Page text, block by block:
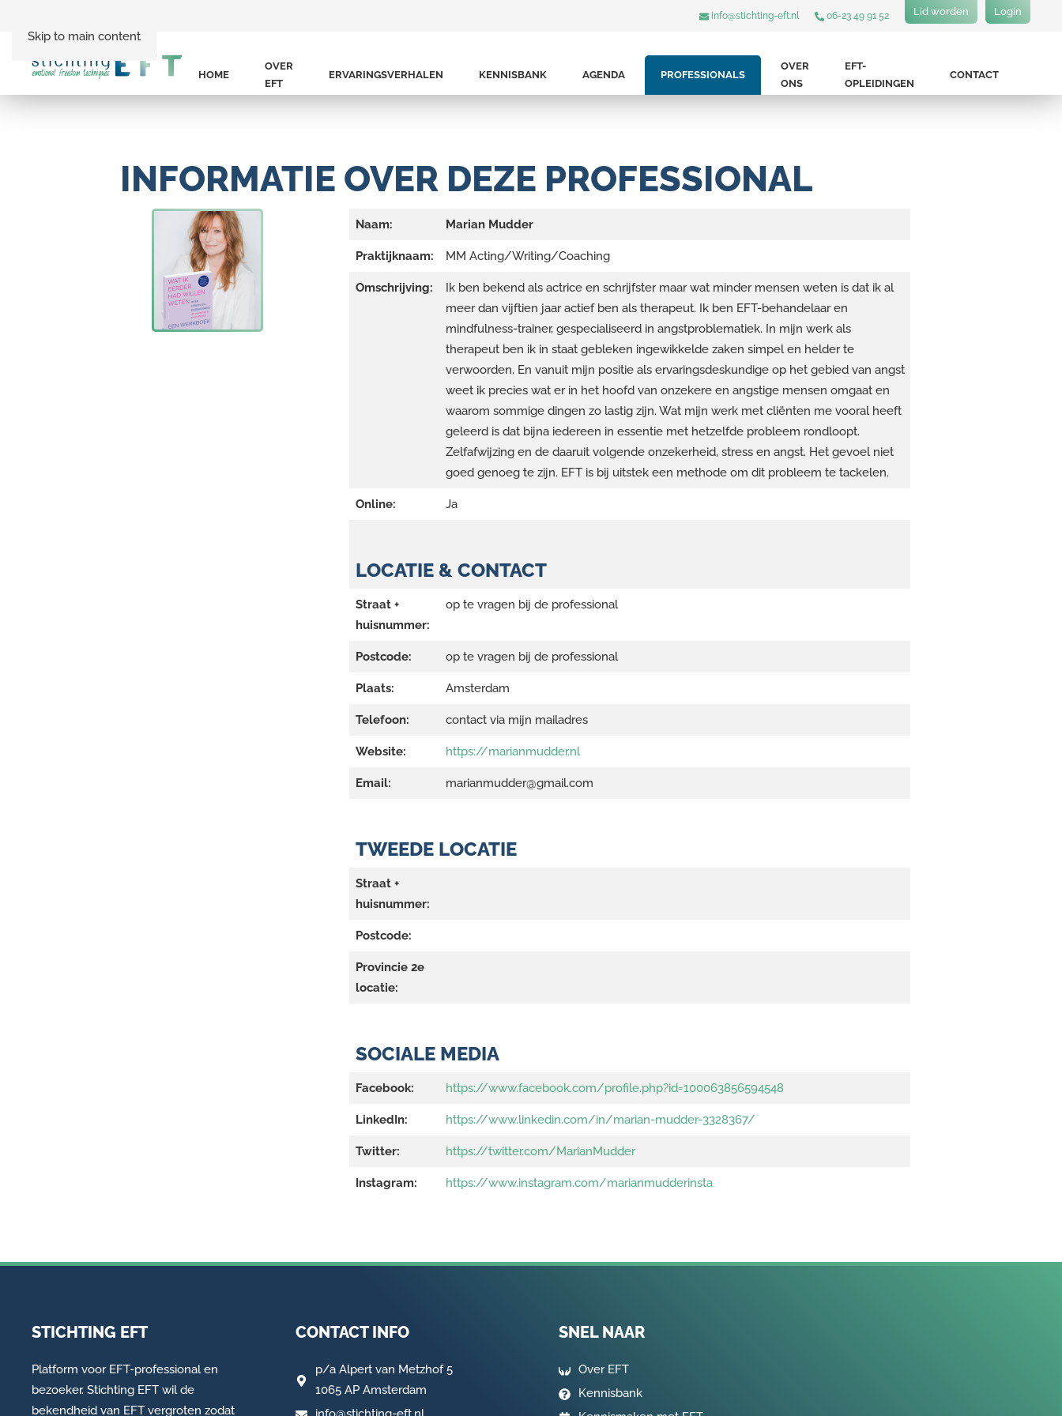
Skip to main content
info@stichting-eft.nl 06-23 49 91 52 Lid worden Login
HOME
OVER
EFT
ERVARINGSVERHALEN KENNISBANK AGENDA PROFESSIONALS
OVER
ONS
EFT-
OPLEIDINGEN
CONTACT
INFORMATIE OVER DEZE PROFESSIONAL
Naam: Marian Mudder
Praktijknaam: MM Acting/Writing/Coaching
Omschrijving:
Ik ben bekend als actrice en schrijfster maar wat minder mensen weten is dat ik al
meer dan vijftien jaar actief ben als therapeut. Ik ben EFT-behandelaar en
mindfulness-trainer, gespecialiseerd in angstproblematiek. In mijn werk als
therapeut ben ik in staat gebleken ingewikkelde zaken simpel en helder te
verwoorden. En vanuit mijn positie als ervaringsdeskundige op het gebied van angst
weet ik precies wat er in het hoofd van onzekere en angstige mensen omgaat en
waarom sommige dingen zo lastig zijn. Wat mijn werk met cliënten me vooral heeft
geleerd is dat bijna iedereen in essentie met hetzelfde probleem rondloopt.
Zelfafwijzing en de daaruit volgende onzekerheid, stress en angst. Het gevoel niet
goed genoeg te zijn. EFT is bij uitstek een methode om dit probleem te tackelen.
Online: Ja
LOCATIE & CONTACT
Straat +
huisnummer:
op te vragen bij de professional
Postcode: op te vragen bij de professional
Plaats: Amsterdam
Telefoon: contact via mijn mailadres
Website: https://marianmudder.nl
Email: marianmudder@gmail.com
TWEEDE LOCATIE
Straat +
huisnummer:
Postcode:
Provincie 2e
locatie:
SOCIALE MEDIA
Facebook: https://www.facebook.com/profile.php?id=100063856594548
LinkedIn: https://www.linkedin.com/in/marian-mudder-3328367/
Twitter: https://twitter.com/MarianMudder
Instagram: https://www.instagram.com/marianmudderinsta
STICHTING EFT
Platform voor EFT-professional en
bezoeker. Stichting EFT wil de
bekendheid van EFT vergroten zodat
CONTACT INFO
p/a Alpert van Metzhof 5
1065 AP Amsterdam
SNEL NAAR
Over EFT
Kennisbank